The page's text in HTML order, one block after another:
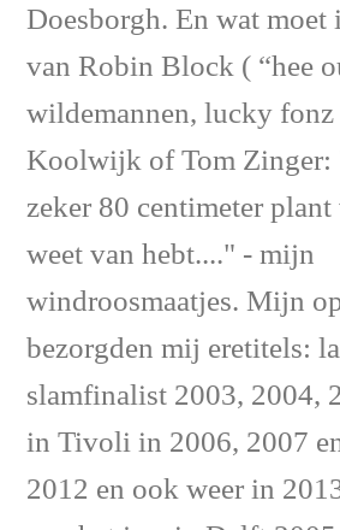
Doesborgh. En wat moet
van Robin Block ( “hee
wildemannen, lucky
Koolwijk of Tom Zinger:
zeker 80 centimeter
weet van hebt...." - mijn
windroosmaatjes. Mijn
bezorgden mij eretitels:
slamfinalist 2003, 2004,
in Tivoli in 2006, 2007
2012 en ook weer in